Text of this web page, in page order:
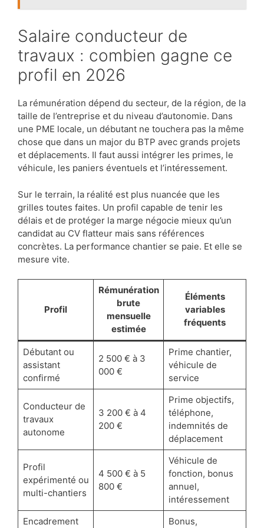
Salaire conducteur de
travaux : combien gagne ce
profil en 2026
La rémunération dépend du secteur, de la région, de la
taille de l’entreprise et du niveau d’autonomie. Dans
une PME locale, un débutant ne touchera pas la même
chose que dans un major du BTP avec grands projets
et déplacements. Il faut aussi intégrer les primes, le
véhicule, les paniers éventuels et l’intéressement.
Sur le terrain, la réalité est plus nuancée que les
grilles toutes faites. Un profil capable de tenir les
délais et de protéger la marge négocie mieux qu’un
candidat au CV flatteur mais sans références
concrètes. La performance chantier se paie. Et elle se
mesure vite.
Profil
Rémunération
brute
mensuelle
estimée
Éléments
variables
fréquents
Débutant ou
assistant
confirmé
2 500 € à 3
000 €
Prime chantier,
véhicule de
service
Conducteur de
travaux
autonome
3 200 € à 4
200 €
Prime objectifs,
téléphone,
indemnités de
déplacement
Profil
expérimenté ou
multi-chantiers
4 500 € à 5
800 €
Véhicule de
fonction, bonus
annuel,
intéressement
Encadrement
Bonus,